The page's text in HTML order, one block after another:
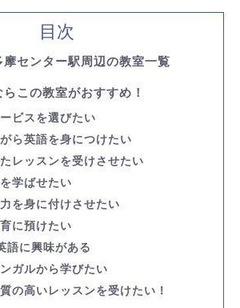
目次
摩センター駅周辺の教室一覧
この教室がおすすめ！
ビスを選びたい
ら英語を身につけたい
レッスンを受けさせたい
学ばせたい
を身に付けさせたい
に預けたい
語に興味がある
ガルから学びたい
の高いレッスンを受けたい！